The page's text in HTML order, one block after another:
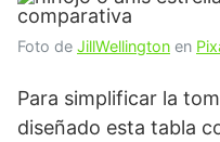
Foto de JillWellington en
Para simplificar la
diseñado esta tabla